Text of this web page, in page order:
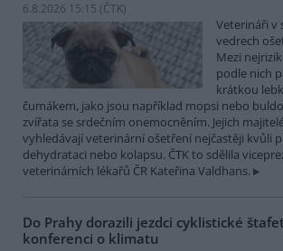
6.8.2026 15:15 (ČTK)
Veterináři v
vedrech
Mezi
podle nich
krátkou
čumákem, jako jsou například mopsi nebo
zvířata se srdečním onemocněním. Jejich
vyhledávají veterinární ošetření nejčastěji kvůli
dehydrataci nebo kolapsu. ČTK to sdělila
veterinárních lékařů ČR Kateřina Valdhans.
Do Prahy dorazili jezdci cyklistické
konferenci o klimatu